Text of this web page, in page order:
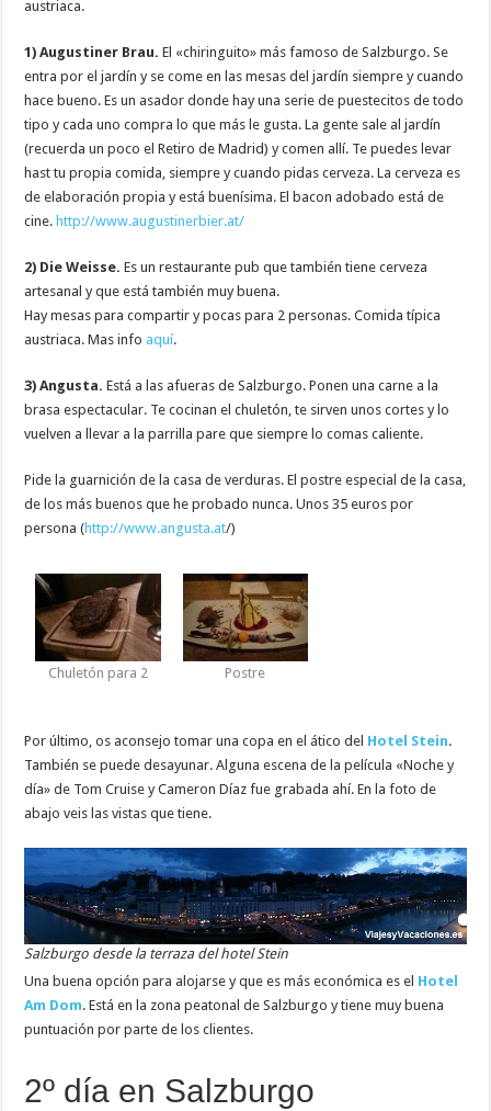
austriaca.
1) Augustiner Brau. El «chiringuito» más famoso de Salzburgo. Se
entra por el jardín y se come en las mesas del jardín siempre y cuando
hace bueno. Es un asador donde hay una serie de puestecitos de todo
tipo y cada uno compra lo que más le gusta. La gente sale al jardín
(recuerda un poco el Retiro de Madrid) y comen allí. Te puedes levar
hast tu propia comida, siempre y cuando pidas cerveza. La cerveza es
de elaboración propia y está buenísima. El bacon adobado está de
cine. http://www.augustinerbier.at/
2) Die Weisse. Es un restaurante pub que también tiene cerveza
artesanal y que está también muy buena.
Hay mesas para compartir y pocas para 2 personas. Comida típica
austriaca. Mas info aquí.
3) Angusta. Está a las afueras de Salzburgo. Ponen una carne a la
brasa espectacular. Te cocinan el chuletón, te sirven unos cortes y lo
vuelven a llevar a la parrilla pare que siempre lo comas caliente.
Pide la guarnición de la casa de verduras. El postre especial de la casa,
de los más buenos que he probado nunca. Unos 35 euros por
persona (http://www.angusta.at/)
Chuletón para 2 Postre
Por último, os aconsejo tomar una copa en el ático del Hotel Stein.
También se puede desayunar. Alguna escena de la película «Noche y
día» de Tom Cruise y Cameron Díaz fue grabada ahí. En la foto de
abajo veis las vistas que tiene.
Salzburgo desde la terraza del hotel Stein
Una buena opción para alojarse y que es más económica es el Hotel
Am Dom. Está en la zona peatonal de Salzburgo y tiene muy buena
puntuación por parte de los clientes.
2º día en Salzburgo